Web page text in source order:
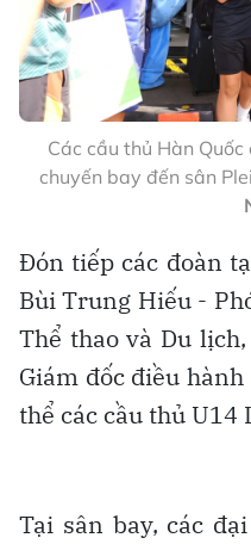
Các cầu thủ Hàn
chuyến bay đến sân
Đón tiếp các đoàn
Bùi Trung Hiếu -
Thể thao và Du
Giám đốc điều
thể các cầu thủ U14
Tại sân bay, các